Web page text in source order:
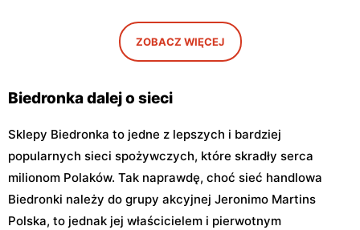
Warszawa, ul. Obozowa 16 Warszawa, ul. Targowa 24
11
Biedronka
ZOBACZ WIĘCEJ
Biedronka dalej o sieci
Sklepy Biedronka to jedne z lepszych i bardziej
popularnych sieci spożywczych, które skradły serca
milionom Polaków. Tak naprawdę, choć sieć handlowa
Biedronki należy do grupy akcyjnej Jeronimo Martins
Polska, to jednak jej właścicielem i pierwotnym